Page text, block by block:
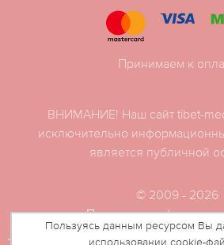
ВНИМАНИЕ! Наш сайт tibet-
исключительно
является публичной
© 2009 - 2026
Политика
Принимаем к
Пользуясь данным ресурсом Вы
использовании cookie-